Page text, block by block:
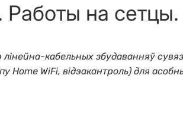
Работы на сетцы.
кабельных збудаванняў
Home WiFi, відэакантроль) для